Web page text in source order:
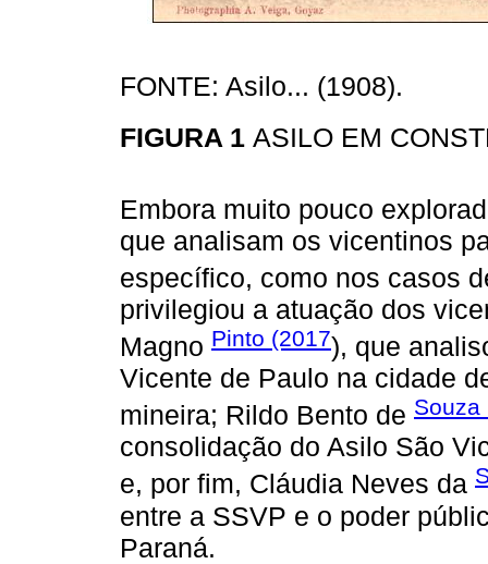
FONTE: Asilo... (1908).
FIGURA 1 ASILO EM
Embora muito pouco
que analisam os vicentinos
específico, como nos casos
privilegiou a atuação dos
Magno Pinto (2017), que
Vicente de Paulo na cidade
mineira; Rildo Bento de Souza
consolidação do Asilo São
e, por fim, Cláudia Neves da
entre a SSVP e o poder
Paraná.